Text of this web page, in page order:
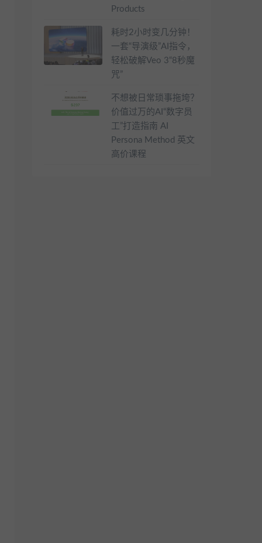
Products
耗时2小时变几分钟！
一套“导演级”AI指令，
轻松破解Veo 3“8秒魔
咒”
不想被日常琐事拖垮？
价值过万的AI“数字员
工”打造指南 AI
Persona Method 英文
高价课程